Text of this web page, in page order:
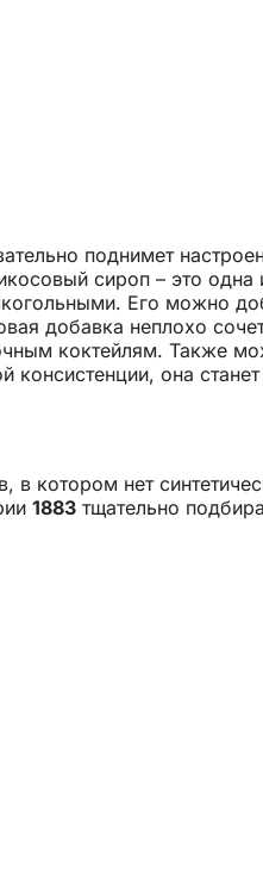
поднимет
сироп – это одна
Его можно
добавка неплохо
коктейлям. Также
консистенции, она
в котором нет
1883 тщательно